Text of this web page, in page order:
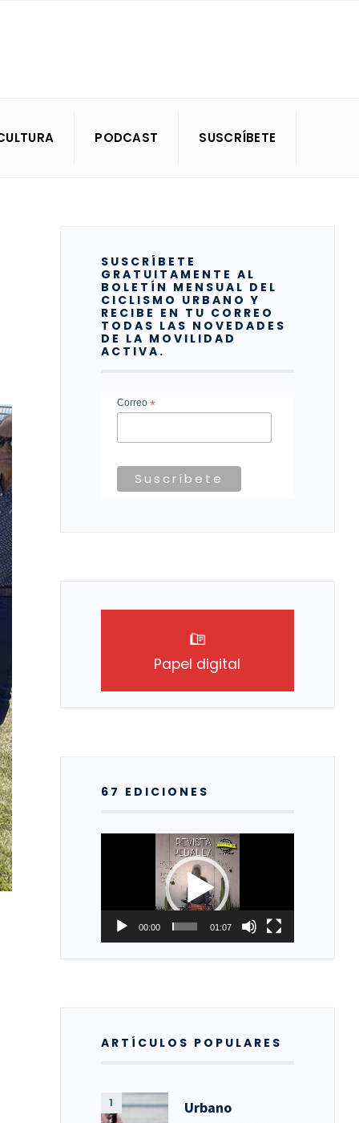
PODCAST SUSCRÍBETE
SUSCRÍBETE
GRATUITAMENTE AL
BOLETÍN MENSUAL DEL
CICLISMO URBANO Y
RECIBE EN TU CORREO
TODAS LAS NOVEDADES
DE LA MOVILIDAD
ACTIVA.
Correo *
Papel digital
67 EDICIONES
Reproductor
00:00 01:07
ARTÍCULOS POPULARES
Urbano